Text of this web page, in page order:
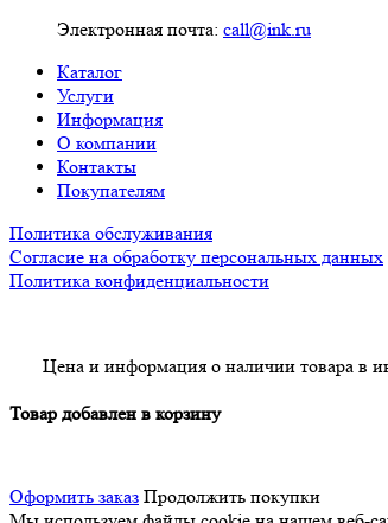
Электронная почта: call@ink.ru
Каталог
Услуги
Информация
О компании
Контакты
Покупателям
Политика обслуживания
Согласие на обработку персональных данных
Политика конфиденциальности
Цена и информация о наличии товара в
Товар добавлен в корзину
Оформить заказ Продолжить покупки